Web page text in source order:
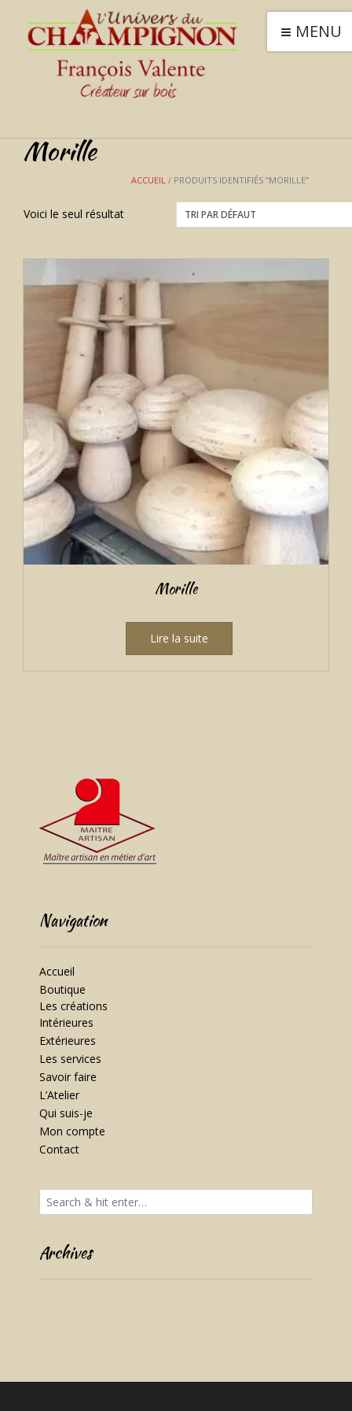
MENU
ACCUEIL / PRODUITS IDENTIFIÉS “MORILLE”
Morille
Voici le seul résultat
Morille
Lire la suite
Navigation
Accueil
Boutique
Les créations
Intérieures
Extérieures
Les services
Savoir faire
L’Atelier
Qui suis-je
Mon compte
Contact
Archives